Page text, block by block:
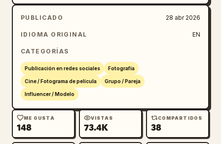
contraste suave.
PUBLICADO 28 abr 2026
IDIOMA ORIGINAL EN
CATEGORÍAS
Publicación en redes sociales Fotografía
Cine / Fotograma de película Grupo / Pareja
Influencer / Modelo
ME GUSTA
148
VISTAS
73.4K
COMPARTIDOS
38